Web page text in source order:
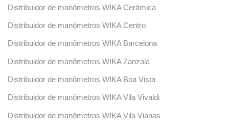
Distribuidor de manômetros WIKA Cerâmica
Distribuidor de manômetros WIKA Centro
Distribuidor de manômetros WIKA Barcelona
Distribuidor de manômetros WIKA Zanzala
Distribuidor de manômetros WIKA Boa Vista
Distribuidor de manômetros WIKA Vila Vivaldi
Distribuidor de manômetros WIKA Vila Vianas